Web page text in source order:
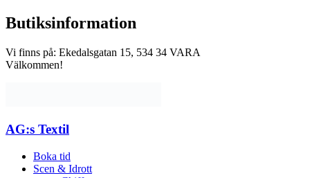
Butiksinformation
Vi finns på: Ekedalsgatan 15, 534 34 VARA
Välkommen!
AG:s Textil
Boka tid
Scen & Idrott